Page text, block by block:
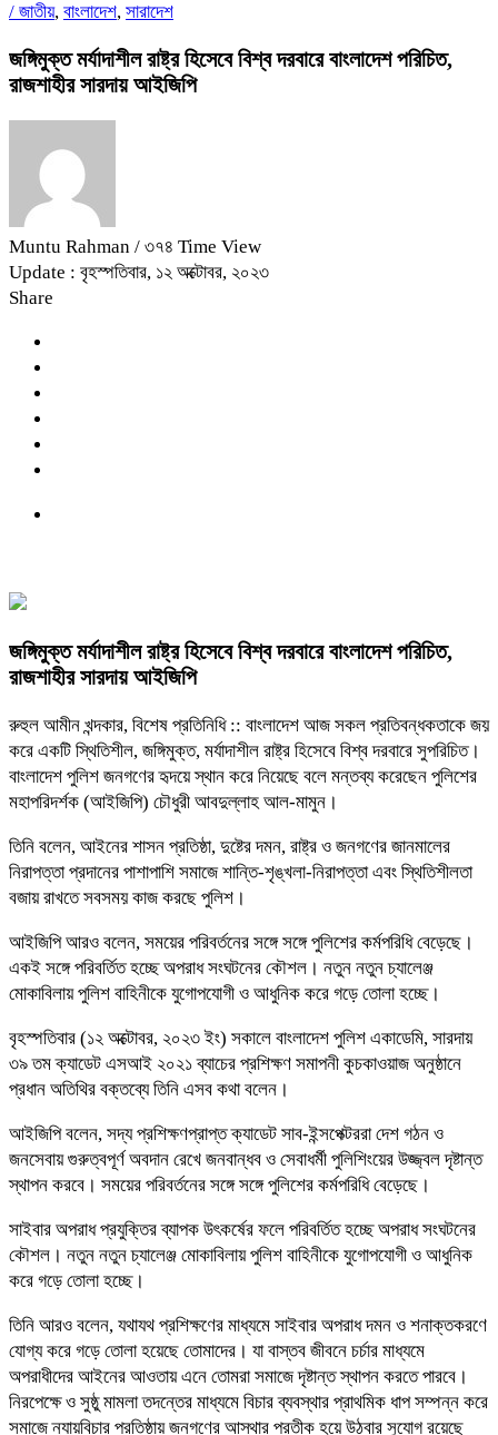
/ জাতীয়, বাংলাদেশ, সারাদেশ
জঙ্গিমুক্ত মর্যাদাশীল রাষ্ট্র হিসেবে বিশ্ব দরবারে বাংলাদেশ পরিচিত,
রাজশাহীর সারদায় আইজিপি
Muntu Rahman / ৩৭৪ Time View
Update : বৃহস্পতিবার, ১২ অক্টোবর, ২০২৩
Share
জঙ্গিমুক্ত মর্যাদাশীল রাষ্ট্র হিসেবে বিশ্ব দরবারে বাংলাদেশ পরিচিত,
রাজশাহীর সারদায় আইজিপি
রুহুল আমীন খন্দকার, বিশেষ প্রতিনিধি :: বাংলাদেশ আজ সকল প্রতিবন্ধকতাকে জয়
করে একটি স্থিতিশীল, জঙ্গিমুক্ত, মর্যাদাশীল রাষ্ট্র হিসেবে বিশ্ব দরবারে সুপরিচিত।
বাংলাদেশ পুলিশ জনগণের হৃদয়ে স্থান করে নিয়েছে বলে মন্তব্য করেছেন পুলিশের
মহাপরিদর্শক (আইজিপি) চৌধুরী আবদুল্লাহ আল-মামুন।
তিনি বলেন, আইনের শাসন প্রতিষ্ঠা, দুষ্টের দমন, রাষ্ট্র ও জনগণের জানমালের
নিরাপত্তা প্রদানের পাশাপাশি সমাজে শান্তি-শৃঙ্খলা-নিরাপত্তা এবং স্থিতিশীলতা
বজায় রাখতে সবসময় কাজ করছে পুলিশ।
আইজিপি আরও বলেন, সময়ের পরিবর্তনের সঙ্গে সঙ্গে পুলিশের কর্মপরিধি বেড়েছে।
একই সঙ্গে পরিবর্তিত হচ্ছে অপরাধ সংঘটনের কৌশল। নতুন নতুন চ্যালেঞ্জ
মোকাবিলায় পুলিশ বাহিনীকে যুগোপযোগী ও আধুনিক করে গড়ে তোলা হচ্ছে।
বৃহস্পতিবার (১২ অক্টোবর, ২০২৩ ইং) সকালে বাংলাদেশ পুলিশ একাডেমি, সারদায়
৩৯ তম ক্যাডেট এসআই ২০২১ ব্যাচের প্রশিক্ষণ সমাপনী কুচকাওয়াজ অনুষ্ঠানে
প্রধান অতিথির বক্তব্যে তিনি এসব কথা বলেন।
আইজিপি বলেন, সদ্য প্রশিক্ষণপ্রাপ্ত ক্যাডেট সাব-ইন্সপেক্টররা দেশ গঠন ও
জনসেবায় গুরুত্বপূর্ণ অবদান রেখে জনবান্ধব ও সেবাধর্মী পুলিশিংয়ের উজ্জ্বল দৃষ্টান্ত
স্থাপন করবে। সময়ের পরিবর্তনের সঙ্গে সঙ্গে পুলিশের কর্মপরিধি বেড়েছে।
সাইবার অপরাধ প্রযুক্তির ব্যাপক উৎকর্ষের ফলে পরিবর্তিত হচ্ছে অপরাধ সংঘটনের
কৌশল। নতুন নতুন চ্যালেঞ্জ মোকাবিলায় পুলিশ বাহিনীকে যুগোপযোগী ও আধুনিক
করে গড়ে তোলা হচ্ছে।
তিনি আরও বলেন, যথাযথ প্রশিক্ষণের মাধ্যমে সাইবার অপরাধ দমন ও শনাক্তকরণে
যোগ্য করে গড়ে তোলা হয়েছে তোমাদের। যা বাস্তব জীবনে চর্চার মাধ্যমে
অপরাধীদের আইনের আওতায় এনে তোমরা সমাজে দৃষ্টান্ত স্থাপন করতে পারবে।
নিরপেক্ষে ও সুষ্ঠু মামলা তদন্তের মাধ্যমে বিচার ব্যবস্থার প্রাথমিক ধাপ সম্পন্ন করে
সমাজে ন্যায়বিচার প্রতিষ্ঠায় জনগণের আস্থার প্রতীক হয়ে উঠবার সুযোগ রয়েছে